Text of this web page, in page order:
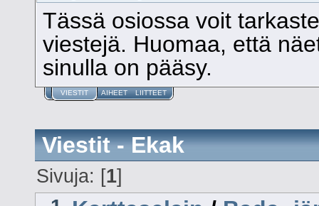
Tässä osiossa voit
viestejä. Huomaa, että
sinulla on pääsy.
VIESTIT AIHEET LIITTEET
Viestit - Ekak
Sivuja: [1]